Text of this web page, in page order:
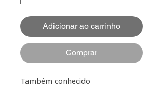
Adicionar ao carrinho
Comprar
Também conhecido